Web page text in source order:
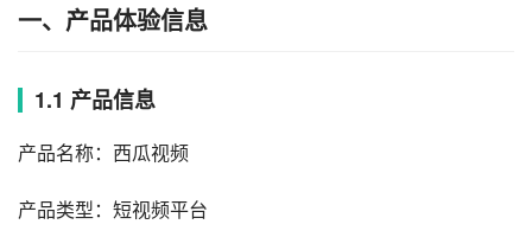
一、产品体验信息
1.1 产品信息
产品名称：西瓜视频
产品类型：短视频平台